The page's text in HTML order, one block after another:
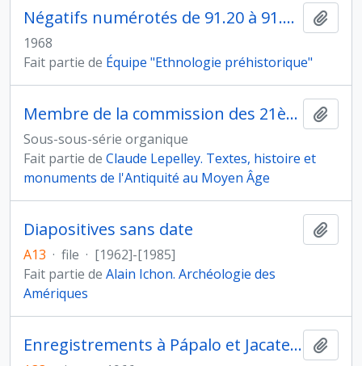
Négatifs numérotés de 91.20 à 91.36A
1968
Fait partie de Équipe "Ethnologie préhistorique"
Membre de la commission des 21ème et 22ème sections
Sous-sous-série organique
Fait partie de Claude Lepelley. Textes, histoire et
monuments de l'Antiquité au Moyen Âge
Diapositives sans date
A13 · file · [1962]-[1985]
Fait partie de Alain Ichon. Archéologie des
Amériques
Enregistrements à Pápalo et Jacatepec (1966)